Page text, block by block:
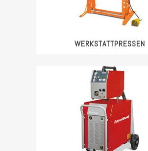
WERKSTATTPRESSEN